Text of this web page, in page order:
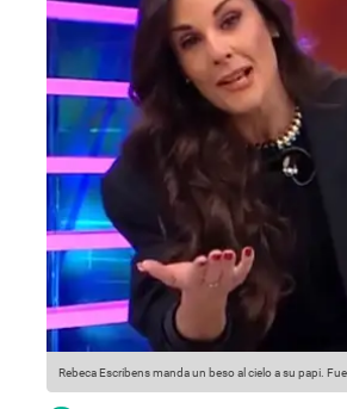
Rebeca Escribens manda un beso al cielo a su papi.